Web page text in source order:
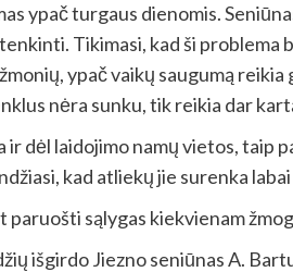
ypač turgaus dienomis.
Tikimasi, kad ši
ypač vaikų saugumą
nėra sunku, tik reikia dar
ir dėl laidojimo namų vietos, taip
kad atliekų jie surenka
sąlygas kiekvienam
išgirdo Jiezno seniūnas A.